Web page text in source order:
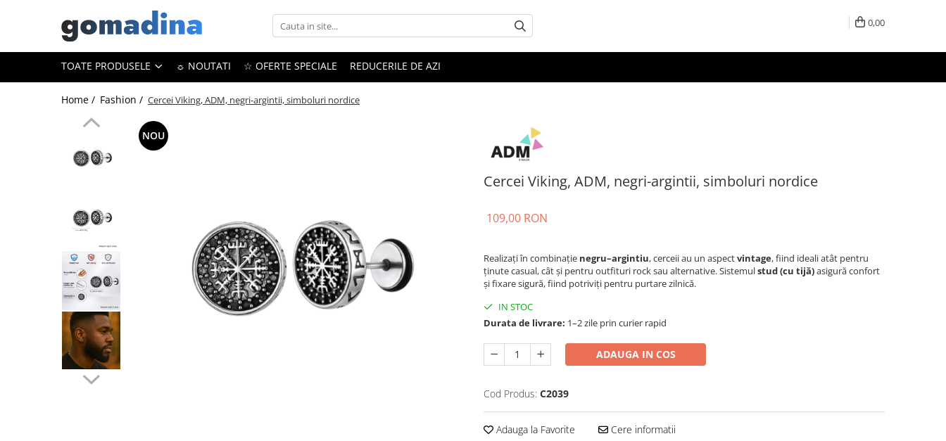
Toate Produsele
Trackere GPS
Ingrijire personala
Articole Sanatate & Wellness
Cosmetice & Produse ingrijire
Parfumuri cu feromoni
Periute dinti
Produse albire si curatare dinti
Accesorii pentru cap si par
Accesorii vestimentare
0,00
TOATE PRODUSELE ☼ NOUTATI ☆ OFERTE SPECIALE REDUCERILE DE AZI
Home / Fashion / Cercei Viking, ADM, negri-argintii, simboluri nordice
Cercei Viking, ADM, negri-argintii, simboluri nordice
NOU
109,00 RON
Realizați în combinație negru–argintiu, cerceii au un aspectvintage, fiind ideali atât pentru
ținute casual, cât și pentru outfituri rock sau alternative. Sistemulstud (cu tijă)asigură confort
și fixare sigură, fiind potriviți pentru purtare zilnică.
IN STOC
Durata de livrare: 1–2 zile prin curier rapid
ADAUGA IN COS
Cod Produs: C2039
Adauga la Favorite Cere informatii